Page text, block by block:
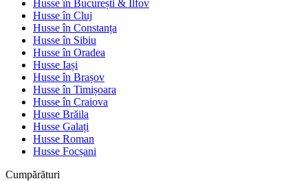
Husse în București & Ilfov
Husse în Cluj
Husse în Constanța
Husse în Sibiu
Husse în Oradea
Husse Iași
Husse în Brașov
Husse în Timișoara
Husse în Craiova
Husse Brăila
Husse Galați
Husse Roman
Husse Focșani
Cumpărături